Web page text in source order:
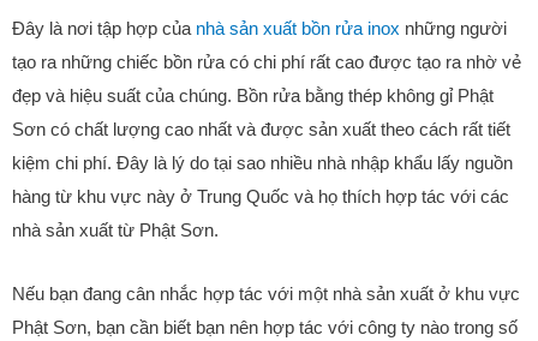
Đây là nơi tập hợp của nhà sản xuất bồn rửa inox những người
tạo ra những chiếc bồn rửa có chi phí rất cao được tạo ra nhờ vẻ
đẹp và hiệu suất của chúng. Bồn rửa bằng thép không gỉ Phật
Sơn có chất lượng cao nhất và được sản xuất theo cách rất tiết
kiệm chi phí. Đây là lý do tại sao nhiều nhà nhập khẩu lấy nguồn
hàng từ khu vực này ở Trung Quốc và họ thích hợp tác với các
nhà sản xuất từ ​​Phật Sơn.
Nếu bạn đang cân nhắc hợp tác với một nhà sản xuất ở khu vực
Phật Sơn, bạn cần biết bạn nên hợp tác với công ty nào trong số